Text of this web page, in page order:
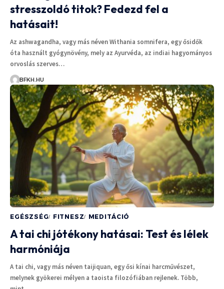
stresszoldó titok? Fedezd fel a
hatásait!
Az ashwagandha, vagy más néven Withania somnifera, egy ősidők
óta használt gyógynövény, mely az Ayurvéda, az indiai hagyományos
orvoslás szerves…
BFKH.HU
EGÉSZSÉG FITNESZ MEDITÁCIÓ
A tai chi jótékony hatásai: Test és lélek
harmóniája
A tai chi, vagy más néven taijiquan, egy ősi kínai harcművészet,
melynek gyökerei mélyen a taoista filozófiában rejlenek. Több,